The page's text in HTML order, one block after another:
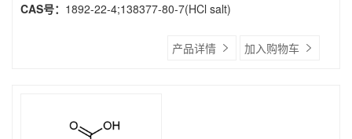
CAS号： 1892-22-4;138377-80-7(HCl salt)
产品详情 加入购物车